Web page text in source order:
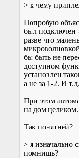
> к чему
Попробую
был подключен
разве что
бы быть не
доступном
установлен
а не за 1-2. И т.д.
При этом
на дом целиком.
Так понятней?
> я изначально
помнишь?